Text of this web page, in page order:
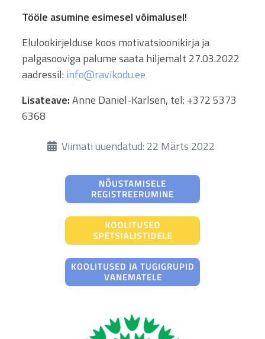
Tööle asumine esimesel võimalusel!
Elulookirjelduse koos motivatsioonikirja ja
palgasooviga palume saata hiljemalt 27.03.2022
aadressil: info@ravikodu.ee
Lisateave:Anne Daniel-Karlsen, tel: +372 5373
6368
ÜksikasjadViimati uuendatud: 22 Märts 2022